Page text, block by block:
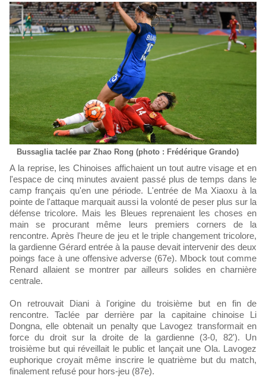
Bussaglia taclée par Zhao Rong (photo : Frédérique Grando)
A la reprise, les Chinoises affichaient un tout autre visage et en
l'espace de cinq minutes avaient passé plus de temps dans le
camp français qu'en une période. L'entrée de Ma Xiaoxu à la
pointe de l'attaque marquait aussi la volonté de peser plus sur la
défense tricolore. Mais les Bleues reprenaient les choses en
main se procurant même leurs premiers corners de la
rencontre. Après l'heure de jeu et le triple changement tricolore,
la gardienne Gérard entrée à la pause devait intervenir des deux
poings face à une offensive adverse (67e). Mbock tout comme
Renard allaient se montrer par ailleurs solides en charnière
centrale.
On retrouvait Diani à l'origine du troisième but en fin de
rencontre. Taclée par derrière par la capitaine chinoise Li
Dongna, elle obtenait un penalty que Lavogez transformait en
force du droit sur la droite de la gardienne (3-0, 82'). Un
troisième but qui réveillait le public et lançait une Ola. Lavogez
euphorique croyait même inscrire le quatrième but du match,
finalement refusé pour hors-jeu (87e).